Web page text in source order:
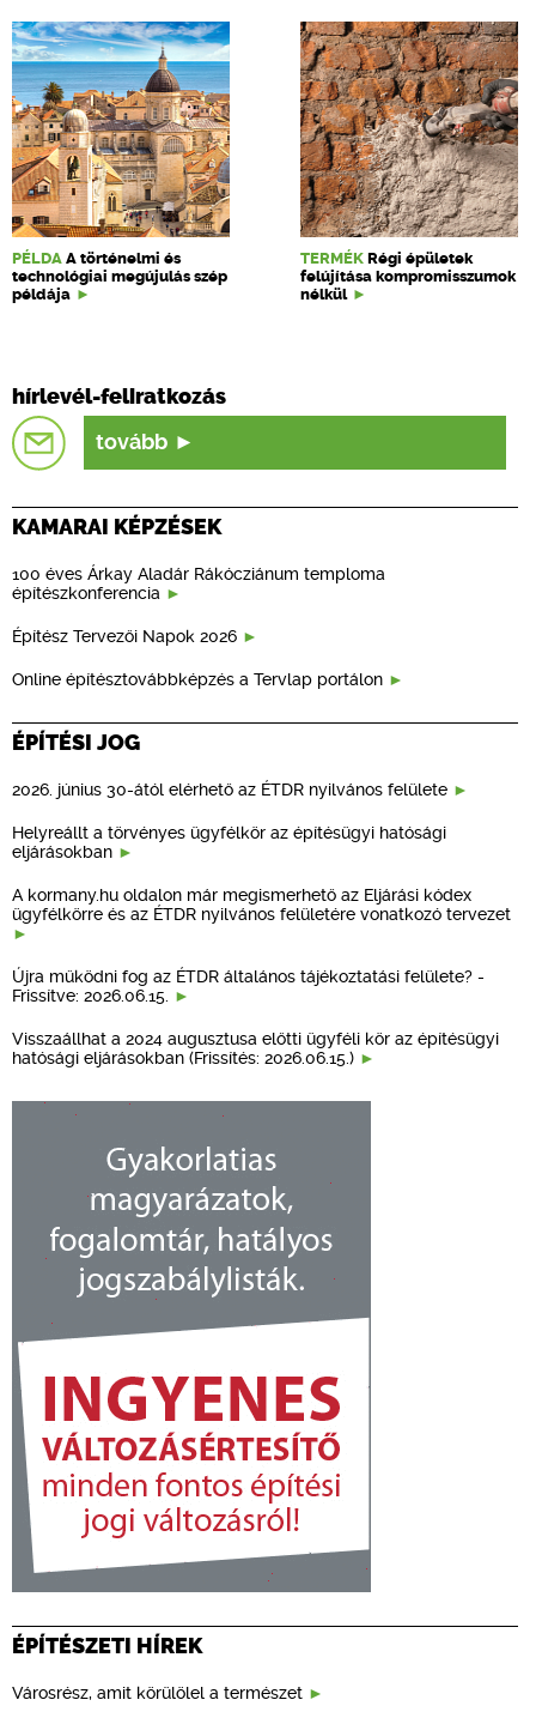
PÉLDA A történelmi és
technológiai megújulás szép
példája
TERMÉK Régi épületek
felújítása kompromisszumok
nélkül
hírlevél-feliratkozás
tovább
KAMARAI KÉPZÉSEK
100 éves Árkay Aladár Rákócziánum temploma
építészkonferencia
Építész Tervezői Napok 2026
Online építésztovábbképzés a Tervlap portálon
ÉPÍTÉSI JOG
2026. június 30-ától elérhető az ÉTDR nyilvános felülete
Helyreállt a törvényes ügyfélkör az építésügyi hatósági
eljárásokban
A kormany.hu oldalon már megismerhető az Eljárási kódex
ügyfélkörre és az ÉTDR nyilvános felületére vonatkozó tervezet
Újra működni fog az ÉTDR általános tájékoztatási felülete? -
Frissítve: 2026.06.15.
Visszaállhat a 2024 augusztusa előtti ügyféli kör az építésügyi
hatósági eljárásokban (Frissítés: 2026.06.15.)
ÉPÍTÉSZETI HÍREK
Városrész, amit körülölel a természet